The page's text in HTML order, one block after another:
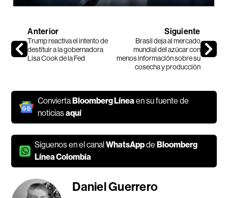
Anterior
Trump reactiva el intento de
destituir a la gobernadora
Lisa Cook de la Fed
Siguiente
Brasil deja al mercado
mundial del azúcar con
menos información sobre su
cosecha y producción
ConviertaBloomberg Línea en su fuente de
noticiasaquí
Síguenos en el canalWhatsAppdeBloomberg
Línea Colombia
Daniel Guerrero